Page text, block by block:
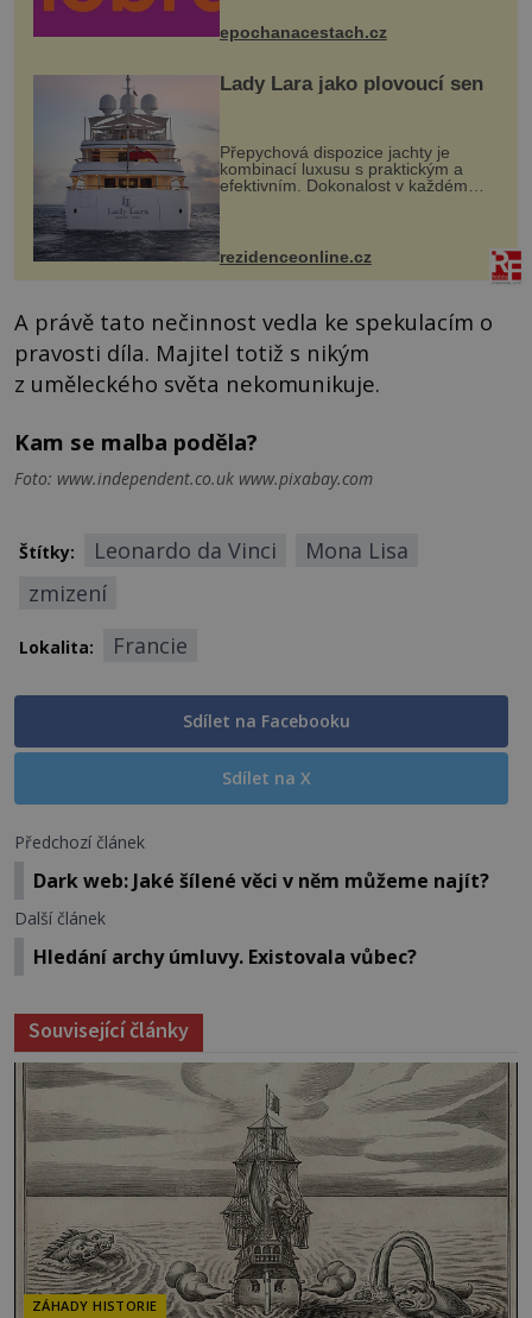
mohou těšit na víno, burčák, pes...
epochanacestach.cz
Lady Lara jako plovoucí sen
Přepychová dispozice jachty je
kombinací luxusu s praktickým a
efektivním. Dokonalost v každém
detailu představuje značka Fendi
Casa, kterou byly vybaveny její
paluby. Monacký přístav nabízí
každoročn...
rezidenceonline.cz
A právě tato nečinnost vedla ke spekulacím o
pravosti díla. Majitel totiž s nikým
z uměleckého světa nekomunikuje.
Kam se malba poděla?
Foto: www.independent.co.uk www.pixabay.com
Štítky: Leonardo da Vinci
Mona Lisa
zmizení
Lokalita: Francie
Sdílet na Facebooku
Sdílet na X
Předchozí článek
Dark web: Jaké šílené věci v něm můžeme najít?
Další článek
Hledání archy úmluvy. Existovala vůbec?
Související články
ZÁHADY HISTORIE